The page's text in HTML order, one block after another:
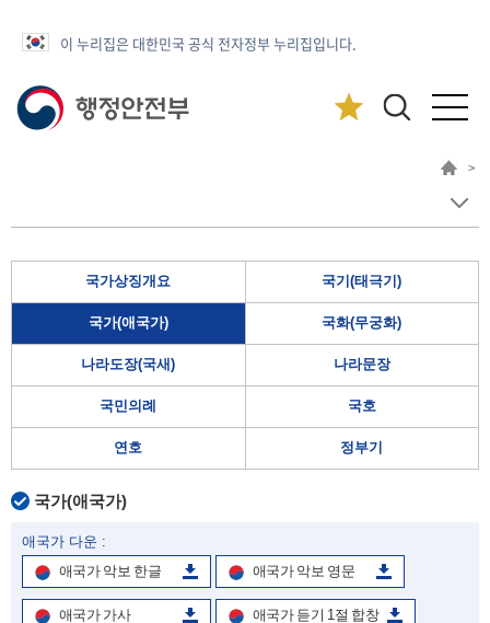
이 누리집은 대한민국 공식 전자정부 누리집입니다.
>
국가상징개요 국기(태극기)
국가(애국가) 국화(무궁화)
나라도장(국새) 나라문장
국민의례 국호
연호 정부기
국가(애국가)
애국가 다운 :
애국가 악보 한글
애국가 악보 영문
애국가 가사 애국가 듣기 1절 합창